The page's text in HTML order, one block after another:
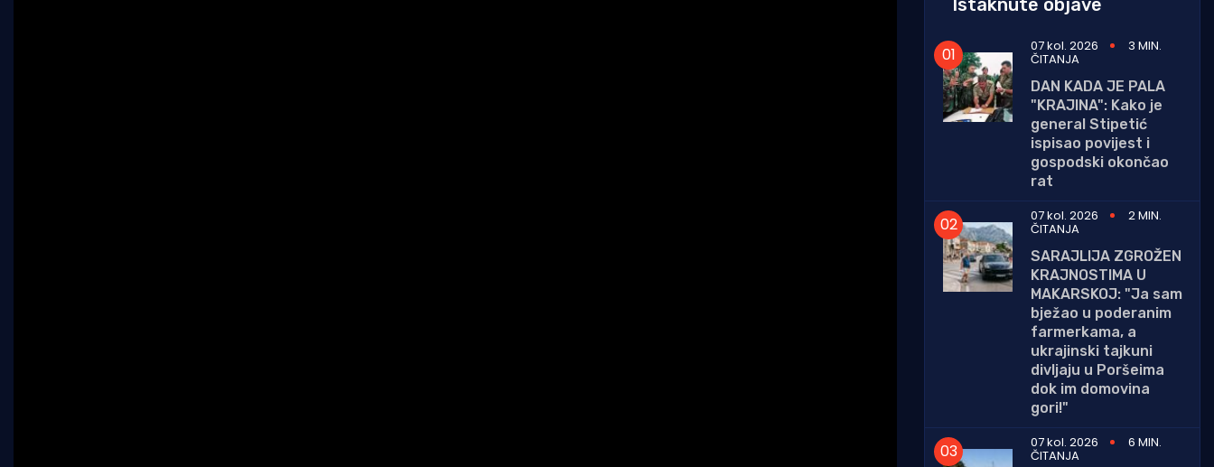
07 kol. 2026 3 MIN.
ČITANJA
DAN KADA JE PALA
"KRAJINA": Kako je
general Stipetić
ispisao povijest i
gospodski okončao
rat
07 kol. 2026
2 MIN.
ČITANJA
SARAJLIJA ZGROŽEN
KRAJNOSTIMA U
MAKARSKOJ: "Ja sam
bježao u poderanim
farmerkama, a
ukrajinski tajkuni
divljaju u Poršeima
dok im domovina
gori!"
07 kol. 2026
6 MIN.
ČITANJA